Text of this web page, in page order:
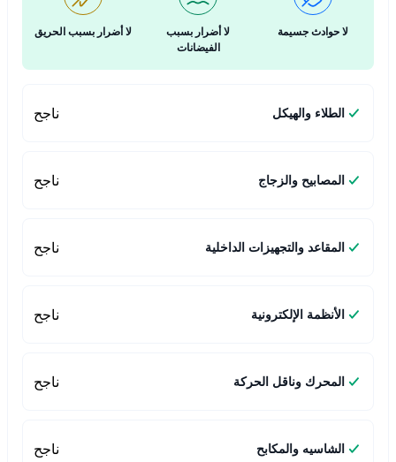
لا حوادث جسيمة
لا أضرار بسبب
الفيضانات
لا أضرار بسبب الحريق
الطلاء والهيكل ناجح
المصابيح والزجاج ناجح
المقاعد والتجهيزات الداخلية ناجح
الأنظمة الإلكترونية ناجح
المحرك وناقل الحركة ناجح
الشاسيه والمكابح ناجح